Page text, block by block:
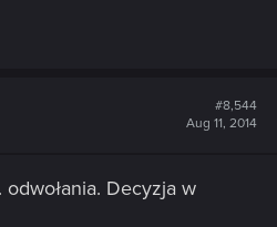
#8,544
Aug 11, 2014
Decyzja w